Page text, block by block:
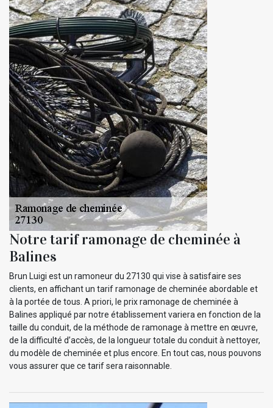
Notre tarif ramonage de cheminée à
Balines
Brun Luigi est un ramoneur du 27130 qui vise à satisfaire ses
clients, en affichant un tarif ramonage de cheminée abordable et
à la portée de tous. A priori, le prix ramonage de cheminée à
Balines appliqué par notre établissement variera en fonction de la
taille du conduit, de la méthode de ramonage à mettre en œuvre,
de la difficulté d’accès, de la longueur totale du conduit à nettoyer,
du modèle de cheminée et plus encore. En tout cas, nous pouvons
vous assurer que ce tarif sera raisonnable.